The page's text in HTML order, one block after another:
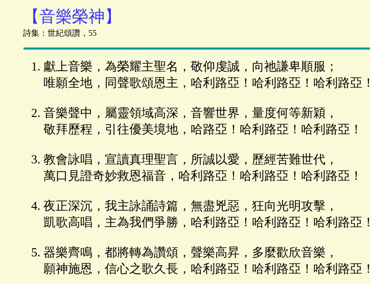
【音樂榮神】
詩集：世紀頌讚，55
獻上音樂，為榮耀主聖名，敬仰虔誠，向祂謙卑順服；
唯願全地，同聲歌頌恩主，哈利路亞！哈利路亞！哈利路亞！
音樂聲中，屬靈領域高深，音響世界，量度何等新穎，
敬拜歷程，引往優美境地，哈路亞！哈利路亞！哈利路亞！
教會詠唱，宣讀真理聖言，所誠以愛，歷經苦難世代，
萬口見證奇妙救恩福音，哈利路亞！哈利路亞！哈利路亞！
夜正深沉，我主詠誦詩篇，無盡兇惡，狂向光明攻擊，
凱歌高唱，主為我們爭勝，哈利路亞！哈利路亞！哈利路亞！
器樂齊鳴，都將轉為讚頌，聲樂高昇，多麼歡欣音樂，
願神施恩，信心之歌久長，哈利路亞！哈利路亞！哈利路亞！